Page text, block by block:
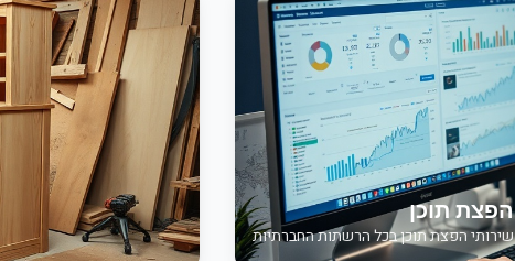
הפצת תוכן
שירותיהפצת תוכן בכל הרשתות החברתיות